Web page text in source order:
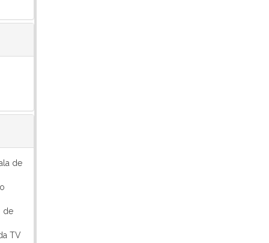
de
de
TV